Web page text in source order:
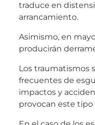
traduce en
arrancamiento.
Asimismo, en
producirán
Los traumatismos
frecuentes de
impactos y
provocan este tipo